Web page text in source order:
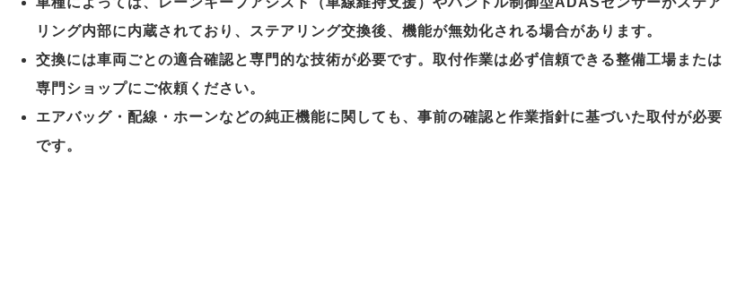
リング内部に内蔵されており、ステアリング交換後、機能が無効化される場合があります。
交換には車両ごとの適合確認と専門的な技術が必要です。取付作業は必ず信頼できる整備工場または
専門ショップにご依頼ください。
エアバッグ・配線・ホーンなどの純正機能に関しても、事前の確認と作業指針に基づいた取付が必要
です。